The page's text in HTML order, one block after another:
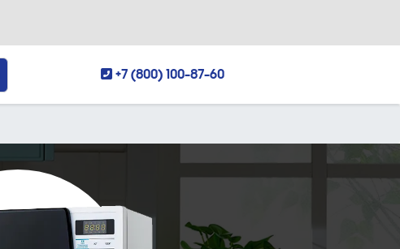
+7 (800) 100-87-60